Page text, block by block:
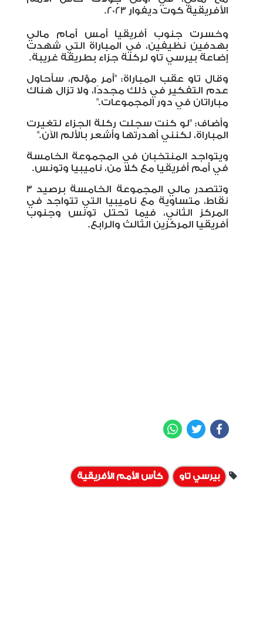
الأفريقية كوت ديفوار 2023.
وخسرت جنوب أفريقيا أمس أمام مالي
بهدفين نظيفين، في المباراة التي شهدت
إضاعة بيرسي تاو لركلة جزاء بطريقة غريبة.
وقال تاو عقب المباراة: "أمر مؤلم، سأحاول
عدم التفكير في ذلك مجددًا، ولا تزال هناك
مباراتان في دور المجموعات."
وأضاف: "لو كنت سجلت ركلة الجزاء لتغيرت
المباراة، لكنني أهدرتها وأشعر بالألم الآن."
ويتواجد المنتخبان في المجموعة الخامسة
في أمم أفريقيا مع كلا من، ناميبيا وتونس.
وتتصدر مالي المجموعة الخامسة برصيد 3
نقاط، متساوية مع ناميبيا التي تتواجد في
المركز الثاني، فيما تحتل تونس وجنوب
أفريقيا المركزين الثالث والرابع.
Facebook
Twitter
بيرسي تاو كأس الأمم الأفريقية